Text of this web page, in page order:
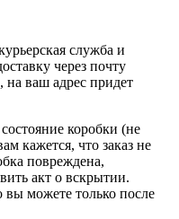
служба и
через почту
на ваш адрес придет
коробки (не
кажется, что заказ не
повреждена,
акт о вскрытии.
вы можете только после